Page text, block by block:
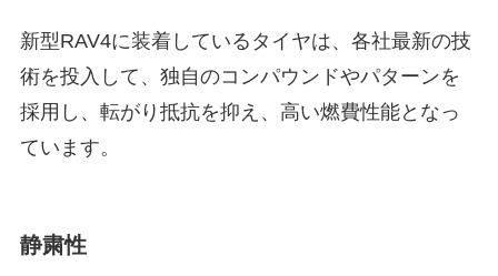
新型RAV4に装着しているタイヤは、各社最新の技
術を投入して、独自のコンパウンドやパターンを
採用し、転がり抵抗を抑え、高い燃費性能となっ
ています。
静粛性